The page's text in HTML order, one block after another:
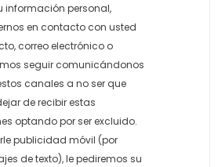
información personal,
en contacto con usted
correo electrónico o
seguir comunicándonos
canales a no ser que
de recibir estas
optando por ser excluido.
publicidad móvil (por
de texto), le pediremos su